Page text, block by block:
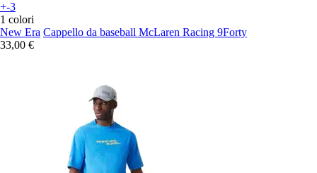
+-3
1 colori
New Era Cappello da baseball McLaren Racing 9Forty
33,00 €